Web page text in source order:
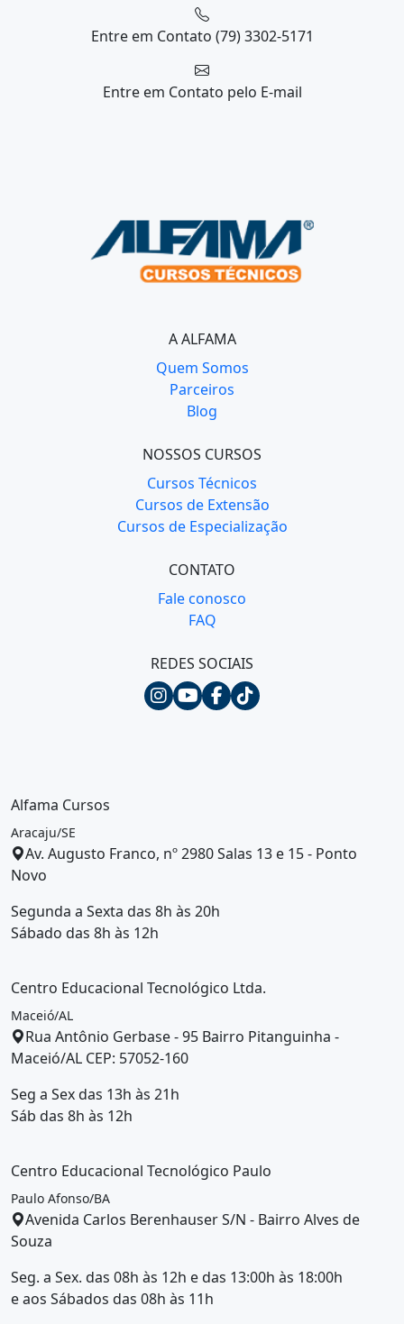
Entre em Contato (79) 3302-5171
Entre em Contato pelo E-mail
A ALFAMA
Quem Somos
Parceiros
Blog
NOSSOS CURSOS
Cursos Técnicos
Cursos de Extensão
Cursos de Especialização
CONTATO
Fale conosco
FAQ
REDES SOCIAIS
Alfama Cursos
Aracaju/SE
Av. Augusto Franco, nº 2980 Salas 13 e 15 - Ponto
Novo
Segunda a Sexta das 8h às 20h
Sábado das 8h às 12h
Centro Educacional Tecnológico Ltda.
Maceió/AL
Rua Antônio Gerbase - 95 Bairro Pitanguinha -
Maceió/AL CEP: 57052-160
Seg a Sex das 13h às 21h
Sáb das 8h às 12h
Centro Educacional Tecnológico Paulo
Paulo Afonso/BA
Avenida Carlos Berenhauser S/N - Bairro Alves de
Souza
Seg. a Sex. das 08h às 12h e das 13:00h às 18:00h
e aos Sábados das 08h às 11h